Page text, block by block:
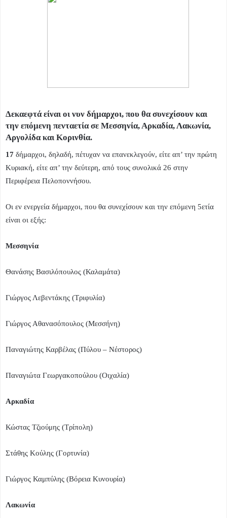
Δεκαεφτά είναι οι νυν δήμαρχοι, που θα συνεχίσουν και
την επόμενη πενταετία σε Μεσσηνία, Αρκαδία, Λακωνία,
Αργολίδα και Κορινθία.
17 δήμαρχοι, δηλαδή, πέτυχαν να επανεκλεγούν, είτε απ’ την πρώτη
Κυριακή, είτε απ’ την δεύτερη, από τους συνολικά 26 στην
Περιφέρεια Πελοποννήσου.
Οι εν ενεργεία δήμαρχοι, που θα συνεχίσουν και την επόμενη 5ετία
είναι οι εξής:
Μεσσηνία
Θανάσης Βασιλόπουλος (Καλαμάτα)
Γιώργος Λεβεντάκης (Τριφυλία)
Γιώργος Αθανασόπουλος (Μεσσήνη)
Παναγιώτης Καρβέλας (Πύλου – Νέστορος)
Παναγιώτα Γεωργακοπούλου (Οιχαλία)
Αρκαδία
Κώστας Τζιούμης (Τρίπολη)
Στάθης Κούλης (Γορτυνία)
Γιώργος Καμπύλης (Βόρεια Κυνουρία)
Λακωνία